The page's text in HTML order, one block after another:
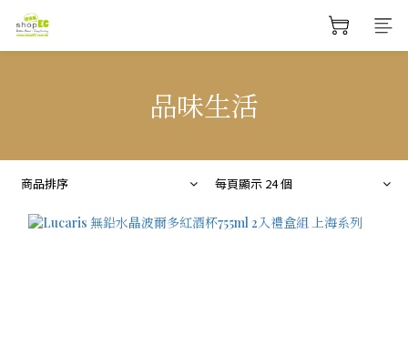
品味生活
商品排序 每頁顯示 24 個